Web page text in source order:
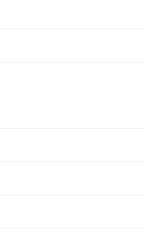
付机构，目前拥有
支付、商户收单等
的行业解决方案
、分布式金融业
IT的运维带来一系